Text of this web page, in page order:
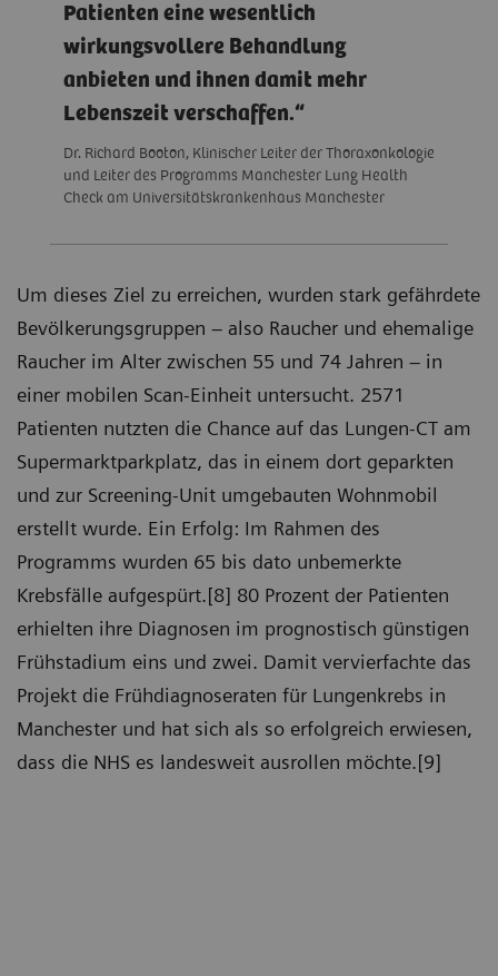
Patienten eine wesentlich
wirkungsvollere Behandlung
anbieten und ihnen damit mehr
Lebenszeit verschaffen.
Dr. Richard Booton, Klinischer Leiter der Thoraxonkologie
und Leiter des Programms Manchester Lung Health
Check am Universitätskrankenhaus Manchester
Um dieses Ziel zu erreichen, wurden stark gefährdete
Bevölkerungsgruppen – also Raucher und ehemalige
Raucher im Alter zwischen 55 und 74 Jahren – in
einer mobilen Scan-Einheit untersucht. 2571
Patienten nutzten die Chance auf das Lungen-CT am
Supermarktparkplatz, das in einem dort geparkten
und zur Screening-Unit umgebauten Wohnmobil
erstellt wurde. Ein Erfolg: Im Rahmen des
Programms wurden 65 bis dato unbemerkte
Krebsfälle aufgespürt.[8] 80 Prozent der Patienten
erhielten ihre Diagnosen im prognostisch günstigen
Frühstadium eins und zwei. Damit vervierfachte das
Projekt die Frühdiagnoseraten für Lungenkrebs in
Manchester und hat sich als so erfolgreich erwiesen,
dass die NHS es landesweit ausrollen möchte.[9]